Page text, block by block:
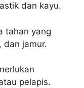
dan kayu.
tahan yang
dan jamur.
pelapis.